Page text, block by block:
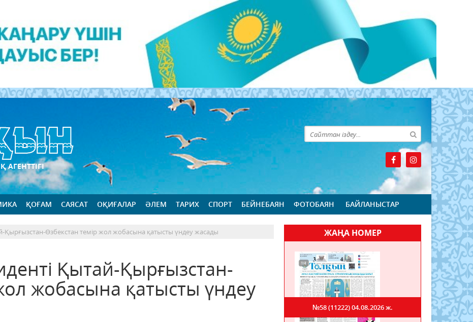
АГЕНТТІГІ
ҚОҒАМ САЯСАТ ОҚИҒАЛАР ӘЛЕМ ТАРИХ СПОРТ БЕЙНЕБАЯН ФОТОБАЯН БАЙЛАНЫСТАР
Қырғызстан-Өзбекстан темір жол жобасына қатысты үндеу жасады
Қытай-Қырғызстан-
жобасына қатысты үндеу
ЖАҢА НОМЕР
№58 (11222)04.08.2026 ж.